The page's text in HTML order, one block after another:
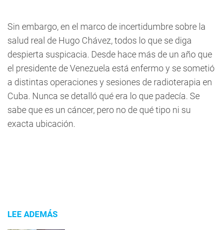
Sin embargo, en el marco de incertidumbre sobre la
salud real de Hugo Chávez, todos lo que se diga
despierta suspicacia. Desde hace más de un año que
el presidente de Venezuela está enfermo y se sometió
a distintas operaciones y sesiones de radioterapia en
Cuba. Nunca se detalló qué era lo que padecía. Se
sabe que es un cáncer, pero no de qué tipo ni su
exacta ubicación.
LEE ADEMÁS